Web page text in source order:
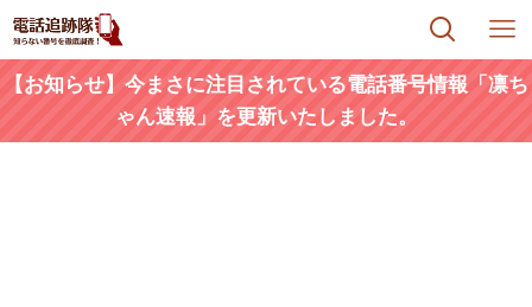
【お知らせ】今まさに注目されている電話番号情報「凛ち
ゃん速報」を更新いたしました。